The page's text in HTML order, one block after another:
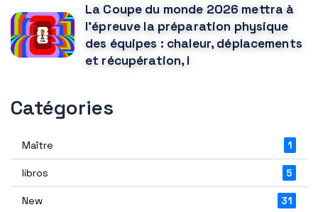
La Coupe du monde 2026 mettra à
l'épreuve la préparation physique
des équipes : chaleur, déplacements
et récupération, l
Catégories
Maître 1
libros 5
New 31